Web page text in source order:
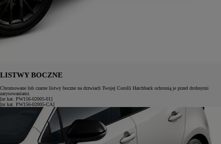
LISTWY BOCZNE
Chromowane lub czarne listwy boczne na drzwiach Twojej Corolli Hatchback ochronią je przed drobnymi
zarysowaniami.
[nr kat. PW156-02005-01]
[nr kat. PW156-02005-CA]